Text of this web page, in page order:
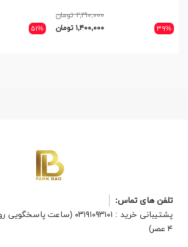
۳۹%
۲,۳۱۰,۰۰۰ تومان
۱,۴۰۰,۰۰۰ تومان
۵۱%
تلفن های تماس:
۴ عصر)